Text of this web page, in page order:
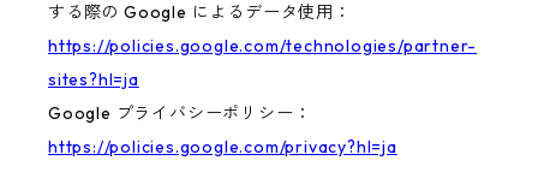
する際の Google によるデータ使用：
https://policies.google.com/technologies/partner-
sites?hl=ja
Google プライバシーポリシー：
https://policies.google.com/privacy?hl=ja